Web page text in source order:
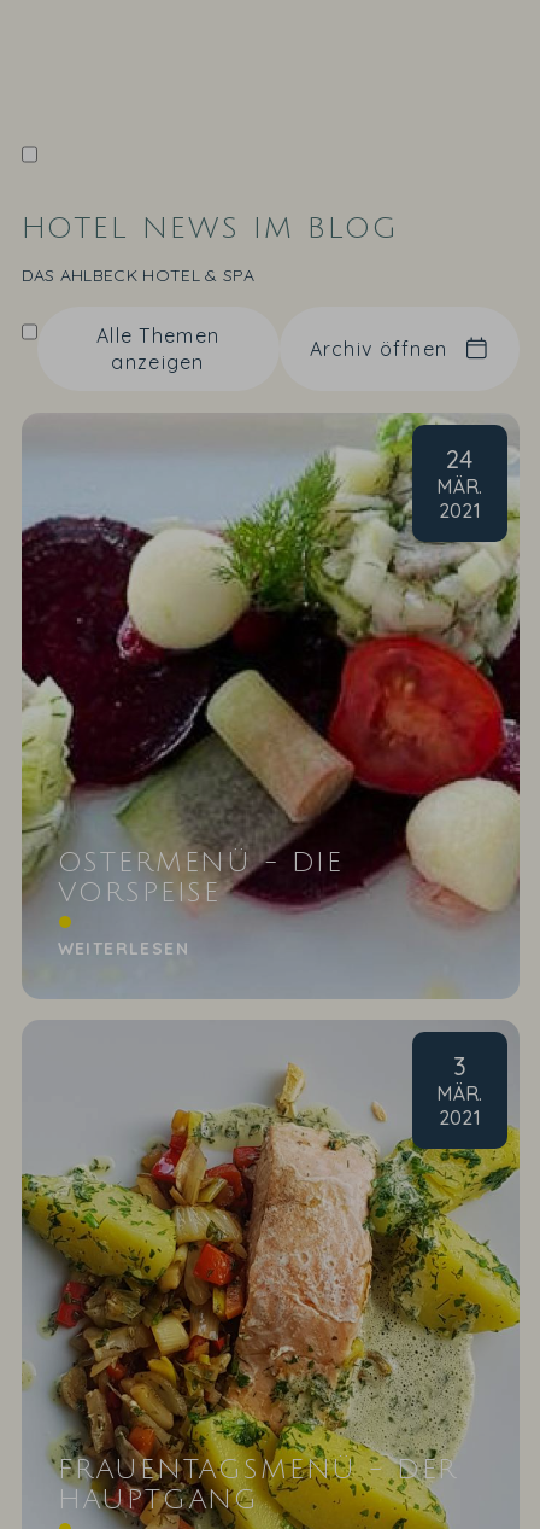
HOTEL NEWS IM BLOG
DAS AHLBECK HOTEL & SPA
Alle Themen
anzeigen
Archiv öffnen
24
MÄR.
2021
OSTERMENÜ - DIE
VORSPEISE
Matjeshäckerle mit roter Bete und Apfel
WEITERLESEN
3
MÄR.
2021
FRAUENTAGSMENÜ - DER
HAUPTGANG